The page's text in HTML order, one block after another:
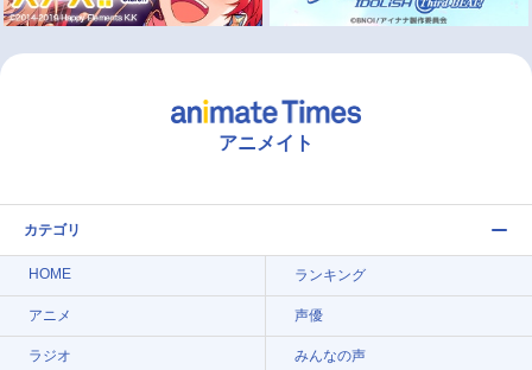
アニメイト
カテゴリ
HOME ランキング
アニメ 声優
ラジオ みんなの声